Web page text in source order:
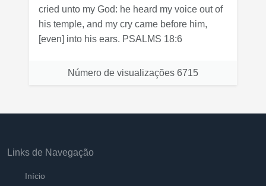
cried unto my God: he heard my voice out of
his temple, and my cry came before him,
[even] into his ears. PSALMS 18:6
Número de visualizações 6715
Links de Navegação
Início